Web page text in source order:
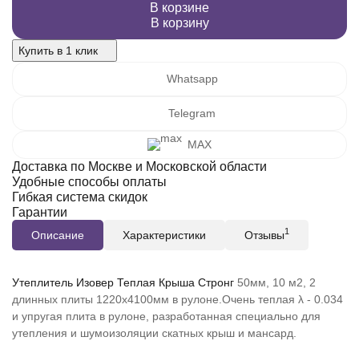
В корзине
В корзину
Купить в 1 клик
Whatsapp
Telegram
MAX
Доставка по Москве и Московской области
Удобные способы оплаты
Гибкая система скидок
Гарантии
Описание Характеристики Отзывы1
Утеплитель Изовер Теплая Крыша Стронг 50мм, 10 м2, 2
длинных плиты 1220х4100мм в рулоне.Очень теплая λ - 0.034
и упругая плита в рулоне, разработанная специально для
утепления и шумоизоляции скатных крыш и мансард.